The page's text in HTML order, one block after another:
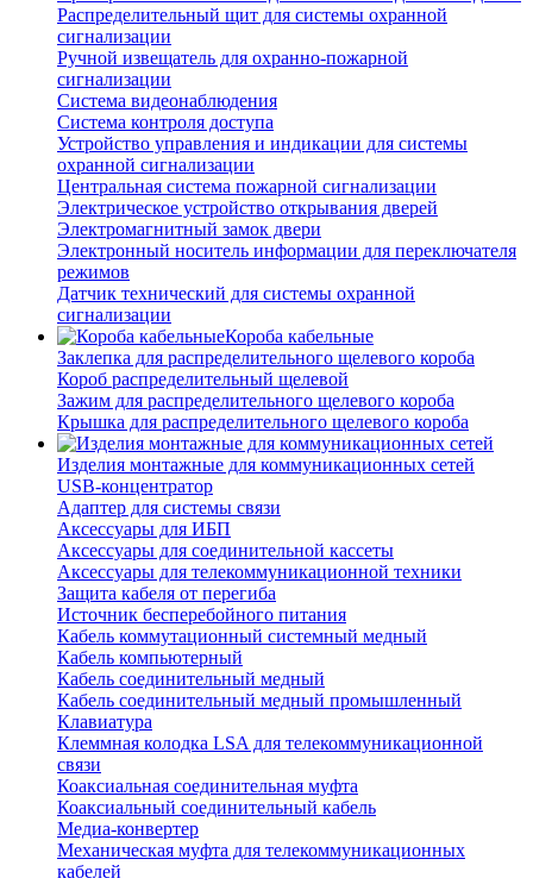
Распределительный щит для системы охранной
сигнализации
Ручной извещатель для охранно-пожарной
сигнализации
Система видеонаблюдения
Система контроля доступа
Устройство управления и индикации для системы
охранной сигнализации
Центральная система пожарной сигнализации
Электрическое устройство открывания дверей
Электромагнитный замок двери
Электронный носитель информации для переключателя
режимов
Датчик технический для системы охранной
сигнализации
Короба кабельные
Заклепка для распределительного щелевого короба
Короб распределительный щелевой
Зажим для распределительного щелевого короба
Крышка для распределительного щелевого короба
Изделия монтажные для коммуникационных сетей
USB-концентратор
Адаптер для системы связи
Аксессуары для ИБП
Аксессуары для соединительной кассеты
Аксессуары для телекоммуникационной техники
Защита кабеля от перегиба
Источник бесперебойного питания
Кабель коммутационный системный медный
Кабель компьютерный
Кабель соединительный медный
Кабель соединительный медный промышленный
Клавиатура
Клеммная колодка LSA для телекоммуникационной
связи
Коаксиальная соединительная муфта
Коаксиальный соединительный кабель
Медиа-конвертер
Механическая муфта для телекоммуникационных
кабелей